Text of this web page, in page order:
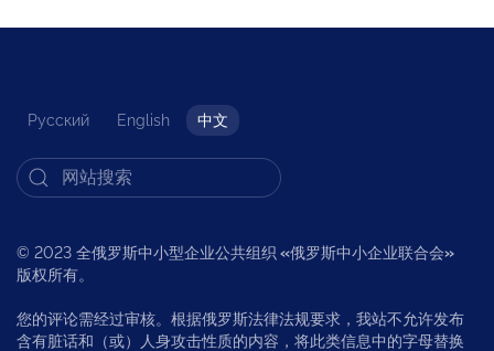
Русский English 中文
© 2023 全俄罗斯中小型企业公共组织 «俄罗斯中小企业联合会»
版权所有。
您的评论需经过审核。根据俄罗斯法律法规要求，我站不允许发布
含有脏话和（或）人身攻击性质的内容，将此类信息中的字母替换